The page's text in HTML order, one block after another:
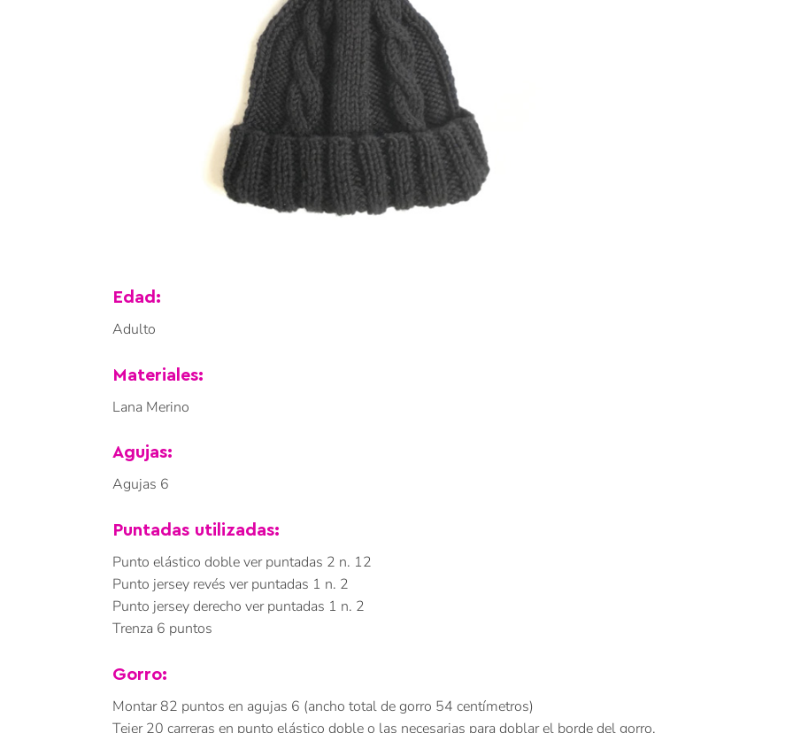
Edad:
Adulto
Materiales:
Lana Merino
Agujas:
Agujas 6
Puntadas utilizadas:
Punto elástico doble ver puntadas 2 n. 12
Punto jersey revés ver puntadas 1 n. 2
Punto jersey derecho ver puntadas 1 n. 2
Trenza 6 puntos
Gorro:
Montar 82 puntos en agujas 6 (ancho total de gorro 54 centímetros)
Tejer 20 carreras en punto elástico doble o las necesarias para doblar el borde del gorro.